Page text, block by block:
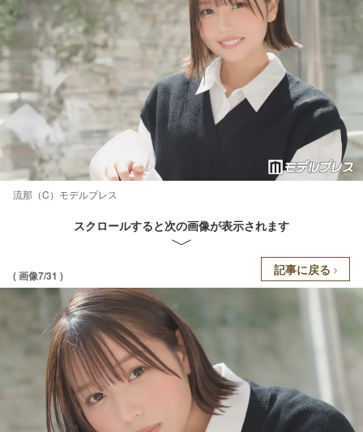
流那（C）モデルプレス
スクロールすると次の画像が表示されます
( 画像7/31 ) 記事に戻る